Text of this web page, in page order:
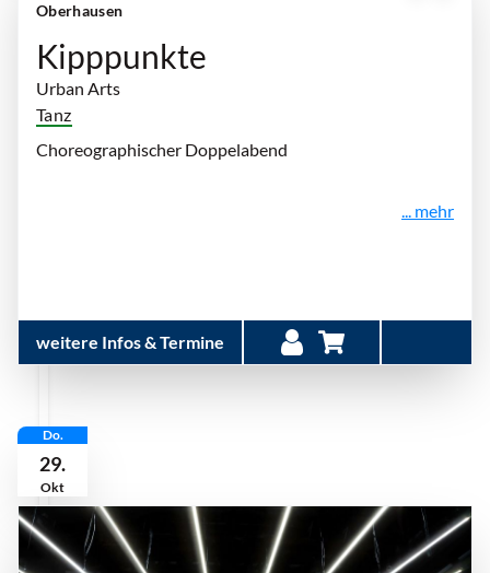
Oberhausen
Kipppunkte
Urban Arts
Tanz
Choreographischer Doppelabend
... mehr
weitere Infos & Termine
Do.
29.
Okt